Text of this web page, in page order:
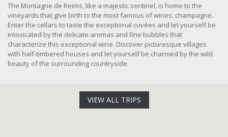
The Montagne de Reims, like a majestic sentinel, is home to the
vineyards that give birth to the most famous of wines: champagne.
Enter the cellars to taste the exceptional cuvées and let yourself be
intoxicated by the delicate aromas and fine bubbles that
characterize this exceptional wine. Discover picturesque villages
with half-timbered houses and let yourself be charmed by the wild
beauty of the surrounding countryside.
VIEW ALL TRIPS